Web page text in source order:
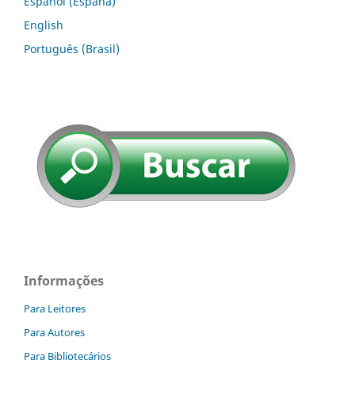
English
Português (Brasil)
Informações
Para Leitores
Para Autores
Para Bibliotecários